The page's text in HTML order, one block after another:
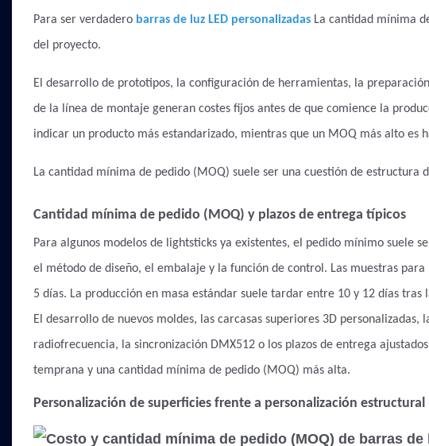
Para ser verdadero barras de luz LED personalizadasLa cantidad mínima
del proyecto.
El desarrollo de prototipos, la configuración de herramientas, la
de la línea de montaje generan costes fijos antes de que comience la
indicar un producto más estandarizado, mientras que un MOQ más alto
La cantidad mínima de pedido (MOQ) suele ser una cuestión de estructura
Cantidad mínima de pedido (MOQ) y plazos de entrega típicos
Para algunos modelos de lightsticks ya existentes, el pedido mínimo suele
el método de diseño, el embalaje y la función de control. Las muestras
5 días. La producción en masa estándar suele tardar entre 10 y 12 días
El desarrollo de nuevos moldes, las carcasas superiores 3D
radiofrecuencia, la sincronización DMX512 o los plazos de entrega
temprana y una cantidad mínima de pedido (MOQ) más alta.
Personalización de superficies frente a personalización estructural